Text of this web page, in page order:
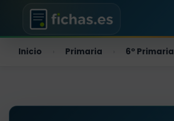
Inicio Primaria 6º Primaria